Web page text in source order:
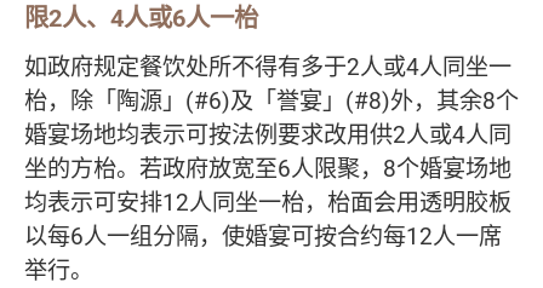
限2人、4人或6人一枱
如政府规定餐饮处所不得有多于2人或4人同坐一
枱，除「陶源」(#6)及「誉宴」(#8)外，其余8个
婚宴场地均表示可按法例要求改用供2人或4人同
坐的方枱。若政府放宽至6人限聚，8个婚宴场地
均表示可安排12人同坐一枱，枱面会用透明胶板
以每6人一组分隔，使婚宴可按合约每12人一席
举行。